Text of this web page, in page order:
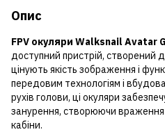
Опис
FPV окуляри Walksnail Avatar
доступний пристрій, створений
цінують якість зображення і
передовим технологіям і
рухів голови, ці окуляри
занурення, створюючи враження
кабіни.